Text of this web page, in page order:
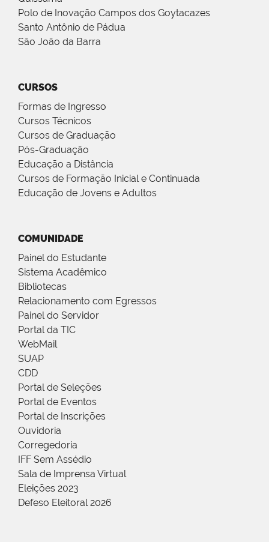
Polo de Inovação Campos dos Goytacazes
Santo Antônio de Pádua
São João da Barra
CURSOS
Formas de Ingresso
Cursos Técnicos
Cursos de Graduação
Pós-Graduação
Educação a Distância
Cursos de Formação Inicial e Continuada
Educação de Jovens e Adultos
COMUNIDADE
Painel do Estudante
Sistema Acadêmico
Bibliotecas
Relacionamento com Egressos
Painel do Servidor
Portal da TIC
WebMail
SUAP
CDD
Portal de Seleções
Portal de Eventos
Portal de Inscrições
Ouvidoria
Corregedoria
IFF Sem Assédio
Sala de Imprensa Virtual
Eleições 2023
Defeso Eleitoral 2026